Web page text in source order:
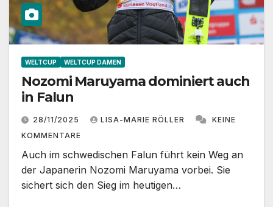
WELTCUP WELTCUP DAMEN
Nozomi Maruyama dominiert auch
in Falun
28/11/2025 LISA-MARIE RÖLLER
KEINE
KOMMENTARE
Auch im schwedischen Falun führt kein Weg an
der Japanerin Nozomi Maruyama vorbei. Sie
sichert sich den Sieg im heutigen…